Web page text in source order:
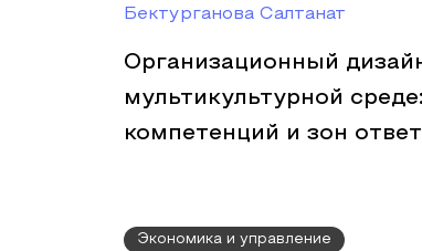
Бектурганова Салтанат
Организационный
мультикультурной
компетенций и зон
Экономика и управление